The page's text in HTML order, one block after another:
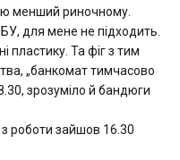
менший риночному.
для мене не підходить.
пластику. Та фіг з тим
„банкомат тимчасово
зрозуміло й бандюги
роботи зайшов 16.30